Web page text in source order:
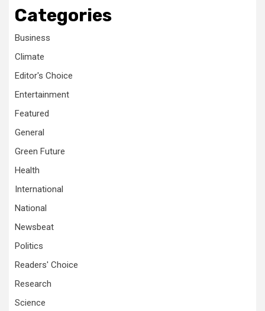
Categories
Business
Climate
Editor's Choice
Entertainment
Featured
General
Green Future
Health
International
National
Newsbeat
Politics
Readers' Choice
Research
Science